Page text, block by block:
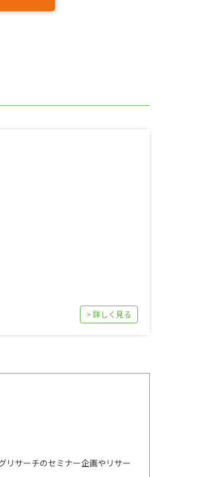
> 詳しく見る
リサーチのセミナー企画やリサー